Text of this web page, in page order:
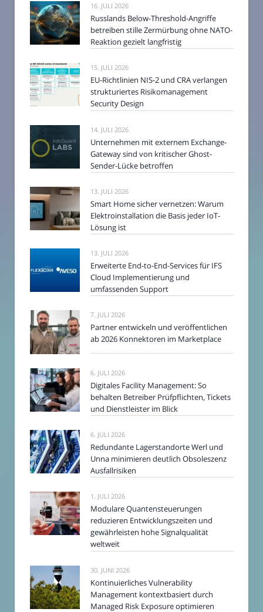
16. JULI 2026
Russlands Below-Threshold-Angriffe
betreiben stille Zermürbung ohne NATO-
Reaktion gezielt langfristig
15. JULI 2026
EU-Richtlinien NIS-2 und CRA verlangen
strukturiertes Risikomanagement
Security Design
14. JULI 2026
Unternehmen mit externem Exchange-
Gateway sind von kritischer Ghost-
Sender-Lücke betroffen
13. JULI 2026
Smart Home sicher vernetzen: Warum
Elektroinstallation die Basis jeder IoT-
Lösung ist
13. JULI 2026
Erweiterte End-to-End-Services für IFS
Cloud Implementierung und
umfassenden Support
7. JULI 2026
Partner entwickeln und veröffentlichen
ab 2026 Konnektoren im Marketplace
6. JULI 2026
Digitales Facility Management: So
behalten Betreiber Prüfpflichten, Tickets
und Dienstleister im Blick
6. JULI 2026
Redundante Lagerstandorte Werl und
Unna minimieren deutlich Obsoleszenz
Ausfallrisiken
1. JULI 2026
Modulare Quantensteuerungen
reduzieren Entwicklungszeiten und
gewährleisten hohe Signalqualität
weltweit
30. JUNI 2026
Kontinuierliches Vulnerability
Management kontextbasiert durch
Managed Risk Exposure optimieren